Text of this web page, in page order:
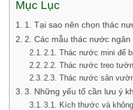
Mục Lục
1. Tại sao nên chọn thác
2. Các mẫu thác nước ngân
2.1. Thác nước mini để
2.2. Thác nước treo
2.3. Thác nước sân
3. Những yếu tố cần lưu ý
3.1. Kích thước và